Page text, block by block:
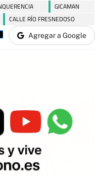
GICAMAN
CALLE RÍO FRESNEDOSO
Agregar a Google